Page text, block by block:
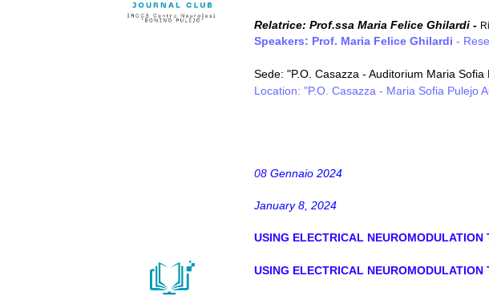
Relatrice: Prof.ssa Maria Felice Ghilardi -
Speakers: Prof. Maria Felice Ghilardi -
Sede: "P.O. Casazza - Auditorium Maria
Location: "P.O. Casazza - Maria Sofia Pulejo
08 Gennaio 2024
January 8, 2024
USING ELECTRICAL
USING ELECTRICAL